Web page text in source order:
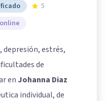
5
depresión, estrés,
de
en Johanna Diaz
individual, de